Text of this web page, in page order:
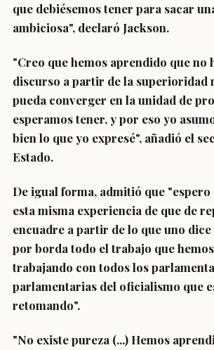
que debiésemos tener para sacar
ambiciosa", declaró Jackson.
"Creo que hemos aprendido queno
discurso a partir de la superioridad
pueda converger en la unidad de
esperamos tener, y por eso yo
bien lo que yo expresé", añadió el
Estado.
De igual forma, admitió que
esta misma experiencia de que de
encuadre a partir de lo que uno dice
por borda todo el trabajo que
trabajando con todos los
parlamentarias del oficialismo que
retomando".
"No existe pureza (...) Hemos